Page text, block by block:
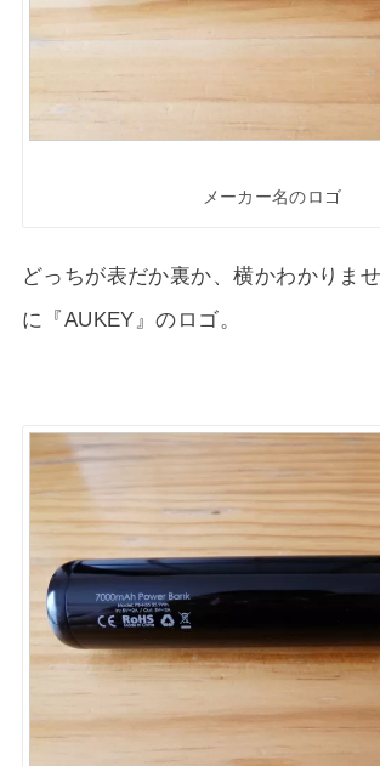
メーカー名のロゴ
どっちが表だか裏か、横かわかりま
に『AUKEY』のロゴ。